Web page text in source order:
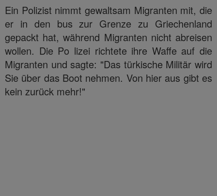
Ein Polizist nimmt gewaltsam Migranten mit, die
er in den bus zur Grenze zu Griechenland
gepackt hat, während Migranten nicht abreisen
wollen. Die Po lizei richtete ihre Waffe auf die
Migranten und sagte: "Das türkische Militär wird
Sie über das Boot nehmen. Von hier aus gibt es
kein zurück mehr!"